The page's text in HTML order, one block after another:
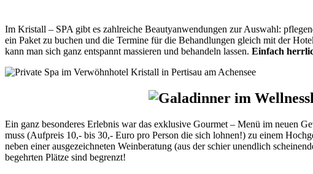
Im Kristall – SPA gibt es zahlreiche Beautyanwendungen zur Auswahl:
ein Paket zu buchen und die Termine für die Behandlungen gleich mit der
kann man sich ganz entspannt massieren und behandeln lassen. Einfach
Ein ganz besonderes Erlebnis war das exklusive Gourmet – Menü im neuen
muss (Aufpreis 10,- bis 30,- Euro pro Person die sich lohnen!) zu einem
neben einer ausgezeichneten Weinberatung (aus der schier unendlich
begehrten Plätze sind begrenzt!